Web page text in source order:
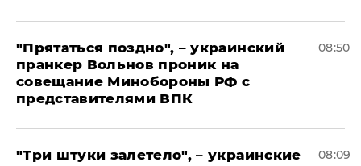
"Прятаться поздно", – украинский
пранкер Вольнов проник на
совещание Минобороны РФ с
представителями ВПК
08:50
"Три штуки залетело", – украинские
08:09